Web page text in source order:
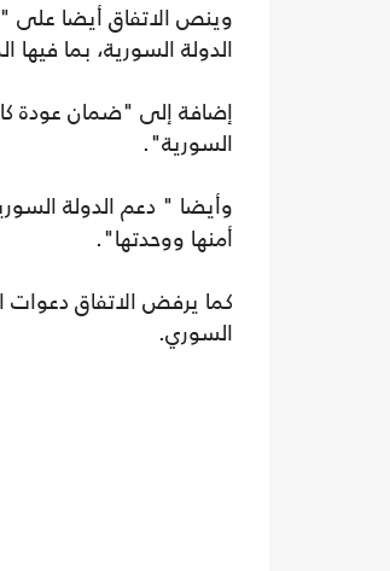
وينص الاتفاق أيضا على
الدولة السورية، بما فيها
إضافة إلى "ضمان عودة
السورية".
وأيضا " دعم الدولة
أمنها ووحدتها".
كما يرفض الاتفاق دعوات
السوري.